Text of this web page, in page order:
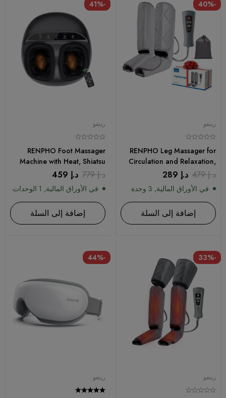
-40%
رينفو
RENPHO Leg Massager for
Circulation and Relaxation,
Foot and Calf Massager
Machine with 5 Modes 4
Intensities
د.إ479 د.إ
في الأوراق المالية, 3 وحدة
إضافة إلى السلة
-41%
رينفو
RENPHO Foot Massager
Machine with Heat, Shiatsu
Deep Kneading Therapy
With Remote Control
د.إ779 د.إ
في الأوراق المالية, 1 الوحدات
إضافة إلى السلة
-33%
رينفو
-44%
رينفو